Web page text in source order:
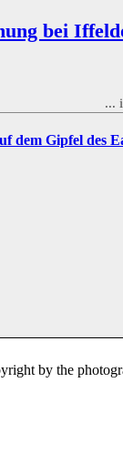
bei
...
dem Gipfel des
by the